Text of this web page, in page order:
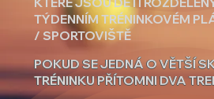
TÝDENNÍM TRÉNINKOVÉM
/ SPORTOVIŠTĚ
POKUD SE JEDNÁ O VĚTŠÍ
TRÉNINKU PŘÍTOMNI DVA